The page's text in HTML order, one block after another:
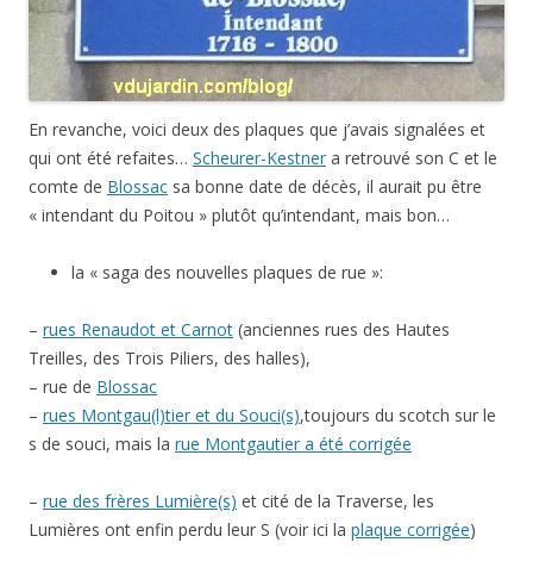
En revanche, voici deux des plaques que j’avais signalées et
qui ont été refaites… Scheurer-Kestner a retrouvé son C et le
comte de Blossac sa bonne date de décès, il aurait pu être
« intendant du Poitou » plutôt qu’intendant, mais bon…
la « saga des nouvelles plaques de rue »:
– rues Renaudot et Carnot (anciennes rues des Hautes
Treilles, des Trois Piliers, des halles),
– rue de Blossac
– rues Montgau(l)tier et du Souci(s),toujours du scotch sur le
s de souci, mais la rue Montgautier a été corrigée
– rue des frères Lumière(s) et cité de la Traverse, les
Lumières ont enfin perdu leur S (voir ici la plaque corrigée)